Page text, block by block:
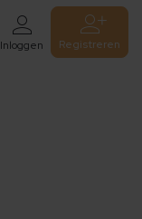
Inloggen Registreren